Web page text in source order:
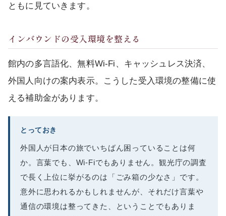
ともに見ていきます。
インバウンドの受入環境を整える
館内の多言語化、無料Wi-Fi、キャッシュレス決済、
外国人向けの案内表示。こうした受入環境の整備に使
える補助金があります。
とっておき
外国人が日本の旅でいちばん困っていることは何
か。言葉でも、Wi-Fiでもありません。観光庁の調査
で長く上位に挙がるのは「ごみ箱の少なさ」です。
意外に思われるかもしれませんが、それだけ言葉や
通信の環境は整ってきた、ということでもありま